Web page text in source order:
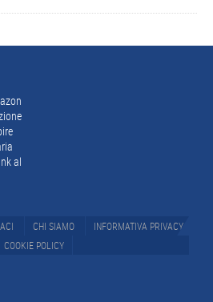
al
CHI SIAMO
INFORMATIVA PRIVACY
COOKIE POLICY